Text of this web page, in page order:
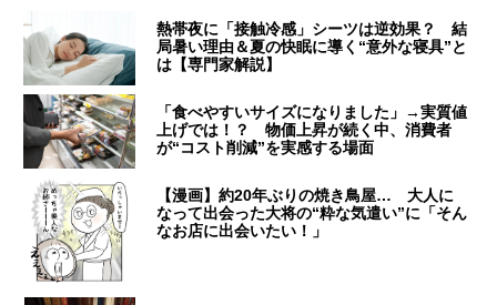
熱帯夜に「接触冷感」シーツは逆効果？ 結
局暑い理由＆夏の快眠に導く“意外な寝具”と
は【専門家解説】
「食べやすいサイズになりました」→実質値
上げでは！？ 物価上昇が続く中、消費者
が“コスト削減”を実感する場面
【漫画】約20年ぶりの焼き鳥屋… 大人に
なって出会った大将の“粋な気遣い”に「そん
なお店に出会いたい！」